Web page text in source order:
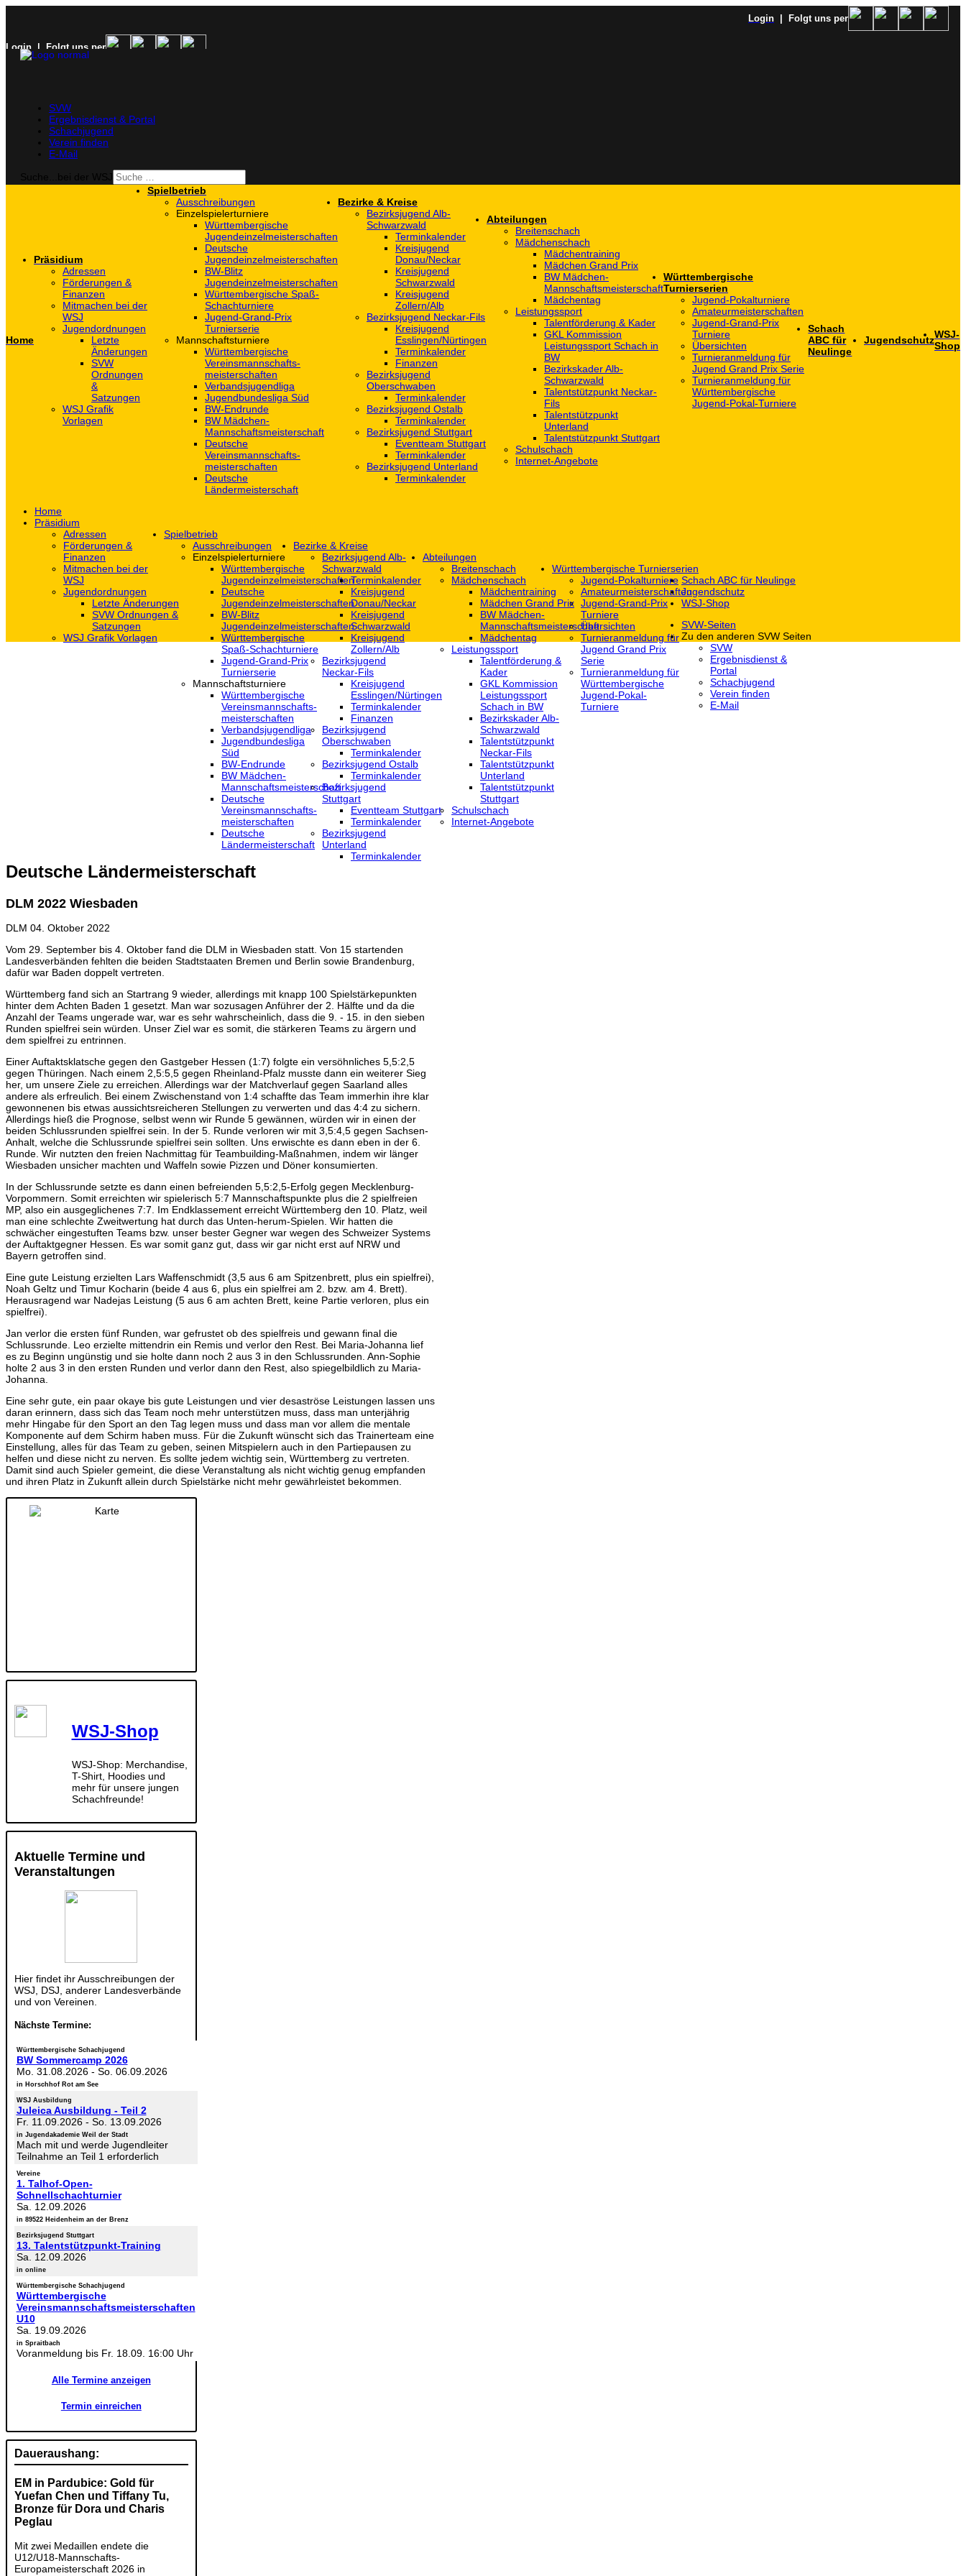
Login | Folgt uns per
Login | Folgt uns per
SVW
Ergebnisdienst & Portal
Schachjugend
Verein finden
E-Mail
Home
Präsidium
Adressen
Förderungen &
Finanzen
Mitmachen bei der
WSJ
Jugendordnungen
Letzte
Änderungen
SVW
Ordnungen
&
Satzungen
WSJ Grafik
Vorlagen
Spielbetrieb
Ausschreibungen
Einzelspielerturniere
Württembergische
Jugendeinzelmeisterschaften
Deutsche
Jugendeinzelmeisterschaften
BW-Blitz
Jugendeinzelmeisterschaften
Württembergische Spaß-
Schachturniere
Jugend-Grand-Prix
Turnierserie
Mannschaftsturniere
Württembergische
Vereinsmannschafts-
meisterschaften
Verbandsjugendliga
Jugendbundesliga Süd
BW-Endrunde
BW Mädchen-
Mannschaftsmeisterschaft
Deutsche
Vereinsmannschafts-
meisterschaften
Deutsche
Ländermeisterschaft
Bezirke & Kreise
Bezirksjugend Alb-
Schwarzwald
Terminkalender
Kreisjugend
Donau/Neckar
Kreisjugend
Schwarzwald
Kreisjugend
Zollern/Alb
Bezirksjugend Neckar-Fils
Kreisjugend
‎Esslingen/Nürtingen
Terminkalender
Finanzen
Bezirksjugend
Oberschwaben
Terminkalender
Bezirksjugend Ostalb
Terminkalender
Bezirksjugend Stuttgart
‎Eventteam Stuttgart
Terminkalender
Bezirksjugend Unterland
Terminkalender
Abteilungen
Breitenschach
Mädchenschach
Mädchentraining
Mädchen Grand Prix
BW Mädchen-
Mannschaftsmeisterschaft
Mädchentag
Leistungssport
Talentförderung & Kader
GKL Kommission
Leistungssport Schach in
BW
Bezirkskader Alb-
Schwarzwald
Talentstützpunkt Neckar-
Fils
Talentstützpunkt
Unterland
Talentstützpunkt Stuttgart
Schulschach
Internet-Angebote
Württembergische
Turnierserien
Jugend-Pokalturniere
Amateurmeisterschaften
Jugend-Grand-Prix
Turniere
Übersichten
Turnieranmeldung für
Jugend Grand Prix Serie
Turnieranmeldung für
Württembergische
Jugend-Pokal-Turniere
Schach
ABC für
Neulinge
JugendschutzWSJ-
Shop
Home
Präsidium
Adressen
Förderungen &
Finanzen
Mitmachen bei der
WSJ
Jugendordnungen
Letzte Änderungen
SVW Ordnungen &
Satzungen
WSJ Grafik Vorlagen
Spielbetrieb
Ausschreibungen
Einzelspielerturniere
Württembergische
Jugendeinzelmeisterschaften
Deutsche
Jugendeinzelmeisterschaften
BW-Blitz
Jugendeinzelmeisterschaften
Württembergische
Spaß-Schachturniere
Jugend-Grand-Prix
Turnierserie
Mannschaftsturniere
Württembergische
Vereinsmannschafts-
meisterschaften
Verbandsjugendliga
Jugendbundesliga
Süd
BW-Endrunde
BW Mädchen-
Mannschaftsmeisterschaft
Deutsche
Vereinsmannschafts-
meisterschaften
Deutsche
Ländermeisterschaft
Bezirke & Kreise
Bezirksjugend Alb-
Schwarzwald
Terminkalender
Kreisjugend
Donau/Neckar
Kreisjugend
Schwarzwald
Kreisjugend
Zollern/Alb
Bezirksjugend
Neckar-Fils
Kreisjugend
‎Esslingen/Nürtingen
Terminkalender
Finanzen
Bezirksjugend
Oberschwaben
Terminkalender
Bezirksjugend Ostalb
Terminkalender
Bezirksjugend
Stuttgart
‎Eventteam Stuttgart
Terminkalender
Bezirksjugend
Unterland
Terminkalender
Abteilungen
Breitenschach
Mädchenschach
Mädchentraining
Mädchen Grand Prix
BW Mädchen-
Mannschaftsmeisterschaft
Mädchentag
Leistungssport
Talentförderung &
Kader
GKL Kommission
Leistungssport
Schach in BW
Bezirkskader Alb-
Schwarzwald
Talentstützpunkt
Neckar-Fils
Talentstützpunkt
Unterland
Talentstützpunkt
Stuttgart
Schulschach
Internet-Angebote
Württembergische Turnierserien
Jugend-Pokalturniere
Amateurmeisterschaften
Jugend-Grand-Prix
Turniere
Übersichten
Turnieranmeldung für
Jugend Grand Prix
Serie
Turnieranmeldung für
Württembergische
Jugend-Pokal-
Turniere
Schach ABC für Neulinge
Jugendschutz
WSJ-Shop
SVW-Seiten
Zu den anderen SVW Seiten
SVW
Ergebnisdienst &
Portal
Schachjugend
Verein finden
E-Mail
Deutsche Ländermeisterschaft
DLM 2022 Wiesbaden
DLM 04. Oktober 2022
Vom 29. September bis 4. Oktober fand die DLM in Wiesbaden statt. Von 15 startenden
Landesverbänden fehlten die beiden Stadtstaaten Bremen und Berlin sowie Brandenburg,
dafür war Baden doppelt vertreten.
Württemberg fand sich an Startrang 9 wieder, allerdings mit knapp 100 Spielstärkepunkten
hinter dem Achten Baden 1 gesetzt. Man war sozusagen Anführer der 2. Hälfte und da die
Anzahl der Teams ungerade war, war es sehr wahrscheinlich, dass die 9. - 15. in den sieben
Runden spielfrei sein würden. Unser Ziel war es somit, die stärkeren Teams zu ärgern und
dem spielfrei zu entrinnen.
Einer Auftaktsklatsche gegen den Gastgeber Hessen (1:7) folgte ein versöhnliches 5,5:2,5
gegen Thüringen. Nach einem 2,5:5,5 gegen Rheinland-Pfalz musste dann ein weiterer Sieg
her, um unsere Ziele zu erreichen. Allerdings war der Matchverlauf gegen Saarland alles
andere als erfreulich. Bei einem Zwischenstand von 1:4 schaffte das Team immerhin ihre klar
gewonnenen bis etwas aussichtsreicheren Stellungen zu verwerten und das 4:4 zu sichern.
Allerdings hieß die Prognose, selbst wenn wir Runde 5 gewännen, würden wir in einen der
beiden Schlussrunden spielfrei sein. In der 5. Runde verloren wir mit 3,5:4,5 gegen Sachsen-
Anhalt, welche die Schlussrunde spielfrei sein sollten. Uns erwischte es dann eben in der 6.
Runde. Wir nutzten den freien Nachmittag für Teambuilding-Maßnahmen, indem wir länger
Wiesbaden unsicher machten und Waffeln sowie Pizzen und Döner konsumierten.
In der Schlussrunde setzte es dann einen befreienden 5,5:2,5-Erfolg gegen Mecklenburg-
Vorpommern. Somit erreichten wir spielerisch 5:7 Mannschaftspunkte plus die 2 spielfreien
MP, also ein ausgeglichenes 7:7. Im Endklassement erreicht Württemberg den 10. Platz, weil
man eine schlechte Zweitwertung hat durch das Unten-herum-Spielen. Wir hatten die
schwächer eingestuften Teams bzw. unser bester Gegner war wegen des Schweizer Systems
der Auftaktgegner Hessen. Es war somit ganz gut, dass wir gar nicht erst auf NRW und
Bayern getroffen sind.
Eine gute Leistung erzielten Lars Waffenschmidt (3,5 aus 6 am Spitzenbrett, plus ein spielfrei),
Noah Geltz und Timur Kocharin (beide 4 aus 6, plus ein spielfrei am 2. bzw. am 4. Brett).
Herausragend war Nadejas Leistung (5 aus 6 am achten Brett, keine Partie verloren, plus ein
spielfrei).
Jan verlor die ersten fünf Runden, war gefrustet ob des spielfreis und gewann final die
Schlussrunde. Leo erzielte mittendrin ein Remis und verlor den Rest. Bei Maria-Johanna lief
es zu Beginn ungünstig und sie holte dann noch 2 aus 3 in den Schlussrunden. Ann-Sophie
holte 2 aus 3 in den ersten Runden und verlor dann den Rest, also spiegelbildlich zu Maria-
Johanna.
Eine sehr gute, ein paar okaye bis gute Leistungen und vier desaströse Leistungen lassen uns
daran erinnern, dass sich das Team noch mehr unterstützen muss, dass man unterjährig
mehr Hingabe für den Sport an den Tag legen muss und dass man vor allem die mentale
Komponente auf dem Schirm haben muss. Für die Zukunft wünscht sich das Trainerteam eine
Einstellung, alles für das Team zu geben, seinen Mitspielern auch in den Partiepausen zu
helfen und diese nicht zu nerven. Es sollte jedem wichtig sein, Württemberg zu vertreten.
Damit sind auch Spieler gemeint, die diese Veranstaltung als nicht wichtig genug empfanden
und ihren Platz in Zukunft allein durch Spielstärke nicht mehr gewährleistet bekommen.
WSJ-Shop
WSJ-Shop: Merchandise,
T-Shirt, Hoodies und
mehr für unsere jungen
Schachfreunde!
Aktuelle Termine und
Veranstaltungen
Hier findet ihr Ausschreibungen der
WSJ, DSJ, anderer Landesverbände
und von Vereinen.
Nächste Termine:
Württembergische Schachjugend
BW Sommercamp 2026
Mo. 31.08.2026- So. 06.09.2026
in Horschhof Rot am See
WSJ Ausbildung
Juleica Ausbildung - Teil 2
Fr. 11.09.2026- So. 13.09.2026
in Jugendakademie Weil der Stadt
Mach mit und werde Jugendleiter
Teilnahme an Teil 1 erforderlich
Vereine
1. Talhof-Open-
Schnellschachturnier
Sa. 12.09.2026
in 89522 Heidenheim an der Brenz
Bezirksjugend Stuttgart
13. Talentstützpunkt-Training
Sa. 12.09.2026
in online
Württembergische Schachjugend
Württembergische
Vereinsmannschaftsmeisterschaften
U10
Sa. 19.09.2026
in Spraitbach
Voranmeldung bis Fr. 18.09. 16:00 Uhr
Alle Termine anzeigen
Termin einreichen
Daueraushang:
EM in Pardubice: Gold für
Yuefan Chen und Tiffany Tu,
Bronze für Dora und Charis
Peglau
Mit zwei Medaillen endete die
U12/U18-Mannschafts-
Europameisterschaft 2026 in